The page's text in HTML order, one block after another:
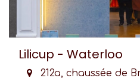
Lilicup - Waterloo
212a, chaussée de